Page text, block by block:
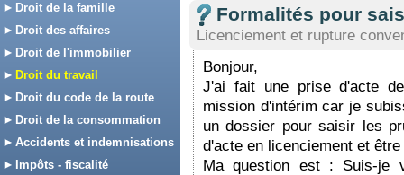
Droit de la famille
Droit des affaires
Droit de l'immobilier
Droit du travail
Droit du code de la route
Droit de la consommation
Accidents et indemnisations
Impôts - fiscalité
Formalités pour
Licenciement et rupture
Bonjour,
J'ai fait une prise d'acte
mission d'intérim car je
un dossier pour saisir les
d'acte en licenciement et
Ma question est : Suis-je